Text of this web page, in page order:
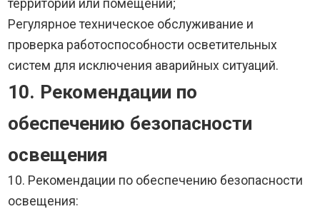
территорий или помещений;
Регулярное техническое обслуживание и
проверка работоспособности осветительных
систем для исключения аварийных ситуаций.
10. Рекомендации по
обеспечению безопасности
освещения
10. Рекомендации по обеспечению безопасности
освещения: